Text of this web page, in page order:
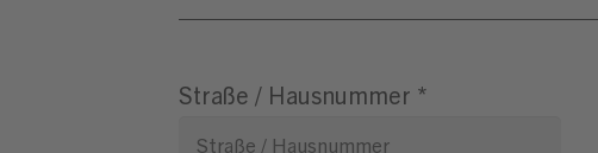
Straße / Hausnummer *